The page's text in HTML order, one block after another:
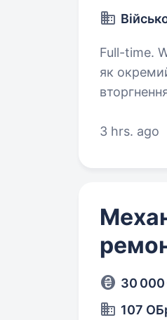
Full-time. Work
як
3 hrs. ago
30 000
107